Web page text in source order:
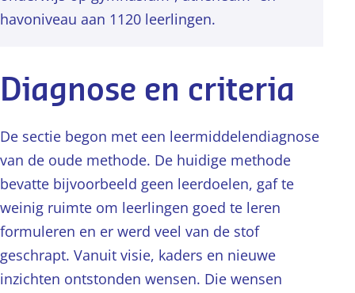
havoniveau aan 1120 leerlingen.
Diagnose en criteria
De sectie begon met een leermiddelendiagnose
van de oude methode. De huidige methode
bevatte bijvoorbeeld geen leerdoelen, gaf te
weinig ruimte om leerlingen goed te leren
formuleren en er werd veel van de stof
geschrapt. Vanuit visie, kaders en nieuwe
inzichten ontstonden wensen. Die wensen